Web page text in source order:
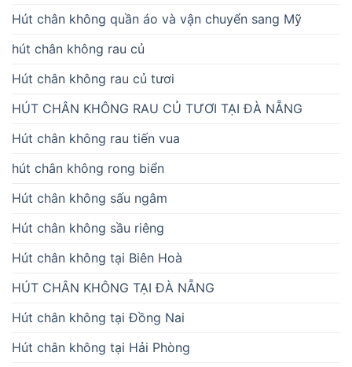
Hút chân không quần áo và vận chuyển sang Mỹ
hút chân không rau củ
Hút chân không rau củ tươi
HÚT CHÂN KHÔNG RAU CỦ TƯƠI TẠI ĐÀ NẴNG
Hút chân không rau tiến vua
hút chân không rong biển
Hút chân không sấu ngâm
Hút chân không sầu riêng
Hút chân không tại Biên Hoà
HÚT CHÂN KHÔNG TẠI ĐÀ NẴNG
Hút chân không tại Đồng Nai
Hút chân không tại Hải Phòng